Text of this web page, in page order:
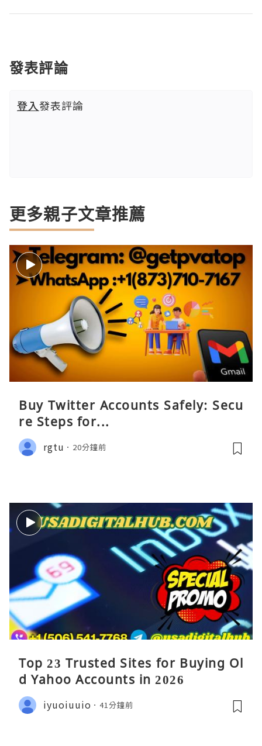
發表評論
登入發表評論
更多親子文章推薦
Buy Twitter Accounts Safely: Secu
re Steps for...
rgtu 20分鐘前
Top 23 Trusted Sites for Buying Ol
d Yahoo Accounts in 2026
iyuoiuuio 41分鐘前